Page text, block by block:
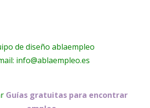
de diseño ablaempleo
info@ablaempleo.es
Guías gratuitas para encontrar